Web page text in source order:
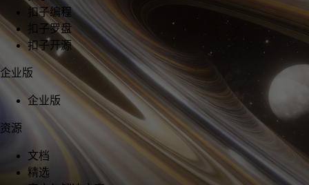
扣子编程
扣子罗盘
扣子开源
企业版
企业版
资源
文档
精选